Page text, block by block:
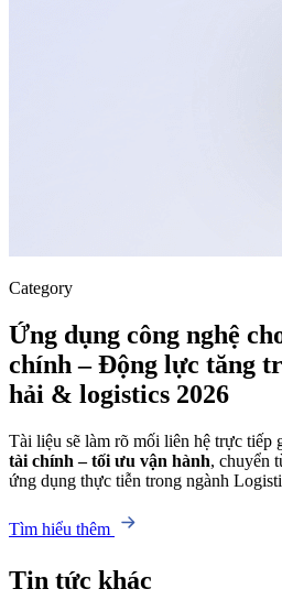
Category
Ứng dụng công nghệ
chính – Động lực tăng
hải & logistics 2026
Tài liệu sẽ làm rõ mối liên hệ trực tiếp
tài chính – tối ưu vận hành, chuyển
ứng dụng thực tiễn trong ngành
Tìm hiểu thêm
Tin tức khác